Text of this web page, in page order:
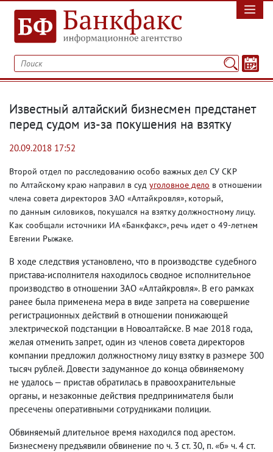
Известный алтайский бизнесмен предстанет
перед судом из-за покушения на взятку
20.09.2018 17:52
Второй отдел по расследованию особо важных дел СУ СКР
по Алтайскому краю направил в суд уголовное дело в отношении
члена совета директоров ЗАО «Алтайкровля», который,
по данным силовиков, покушался на взятку должностному лицу.
Как сообщали источники ИА «Банкфакс», речь идет о 49-летнем
Евгении Рыжаке.
В ходе следствия установлено, что в производстве судебного
пристава-исполнителя находилось сводное исполнительное
производство в отношении ЗАО «Алтайкровля». В его рамках
ранее была применена мера в виде запрета на совершение
регистрационных действий в отношении понижающей
электрической подстанции в Новоалтайске. В мае 2018 года,
желая отменить запрет, один из членов совета директоров
компании предложил должностному лицу взятку в размере 300
тысяч рублей. Довести задуманное до конца обвиняемому
не удалось — пристав обратилась в правоохранительные
органы, и незаконные действия предпринимателя были
пресечены оперативными сотрудниками полиции.
Обвиняемый длительное время находился под арестом.
Бизнесмену предъявили обвинение по ч. 3 ст. 30, п. «б» ч. 4 ст.